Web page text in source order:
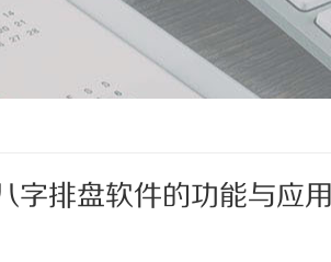
字排盘软件的功能与应